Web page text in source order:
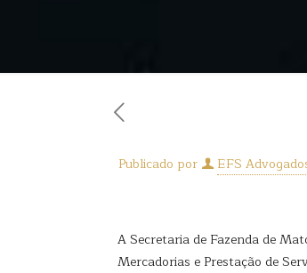
Publicado por EFS
A Secretaria de Fazenda de
Mercadorias e Prestação de